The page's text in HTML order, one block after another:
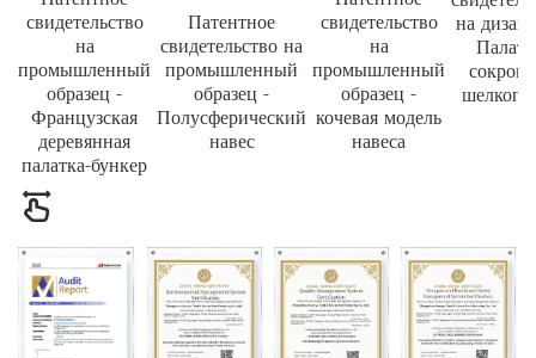
свидетельство
на
промышленный
образец -
Французская
деревянная
палатка-бункер
Патентное
свидетельство на
промышленный
образец -
Полусферический
навес
свидетельство
на
промышленный
образец -
кочевая модель
навеса
на